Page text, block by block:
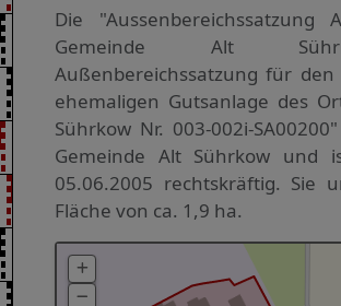
Die "Aussenbereichssatzung
Gemeinde Alt
Außenbereichssatzung für
ehemaligen Gutsanlage des
Sührkow Nr. 003-002i-
Gemeinde Alt Sührkow und
05.06.2005 rechtskräftig. Sie
Fläche von ca. 1,9 ha.